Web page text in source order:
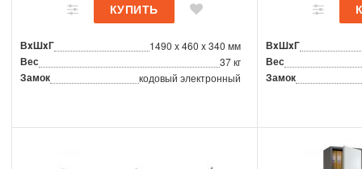
ВxШxГ 1490 x 460 x 340 мм
Вес 37 кг
Замок кодовый электронный
ВxШxГ
Вес
Замок